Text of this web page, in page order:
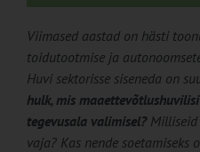
Viimased aastad on hästi
toidutootmise ja
Huvi sektorisse siseneda on
hulk, mis
tegevusala valimisel? Milliseid
vaja? Kas nende